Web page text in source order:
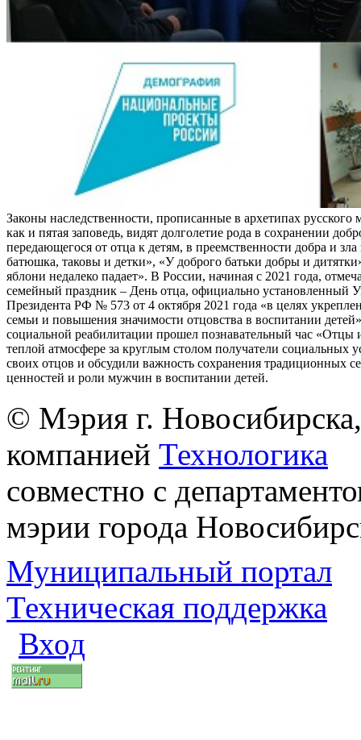
Законы наследственности, прописанные в архетипах
как и пятая заповедь, видят долголетие рода в сохранении
передающегося от отца к детям, в преемственности добра и
батюшка, таковы и детки», «У доброго батьки добры и
яблони недалеко падает». В России, начиная с 2021 года,
семейный праздник – День отца, официально установленный
Президента РФ № 573 от 4 октября 2021 года «в целях
семьи и повышения значимости отцовства в воспитании
социальной реабилитации прошел познавательный час «Отцы
теплой атмосфере за круглым столом получатели социальных
своих отцов и обсудили важность сохранения традиционных
ценностей и роли мужчин в воспитании детей.
© Мэрия г.
компанией Технологика
совместно с
мэрии города
Муниципальный портал
Техническая поддержка
Вход